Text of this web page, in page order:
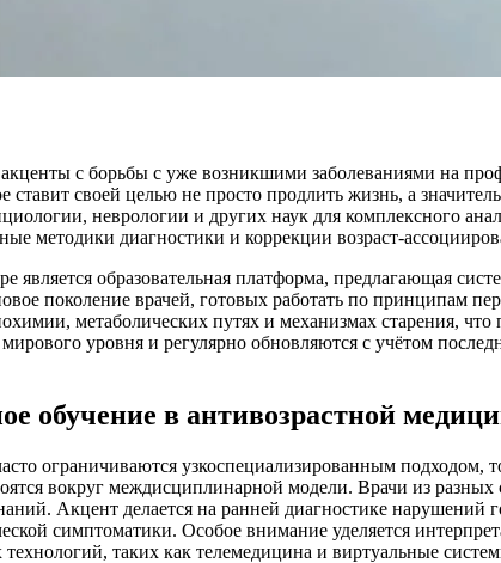
с борьбы с уже возникшими заболеваниями на
своей целью не просто продлить жизнь, а
неврологии и других наук для комплексного
методики диагностики и коррекции возраст-
является образовательная платформа, предлагающая
поколение врачей, готовых работать по принципам
метаболических путях и механизмах старения,
уровня и регулярно обновляются с учётом
обучение в антивозрастной
ограничиваются узкоспециализированным подходом,
вокруг междисциплинарной модели. Врачи из
Акцент делается на ранней диагностике нарушений
симптоматики. Особое внимание уделяется
таких как телемедицина и виртуальные